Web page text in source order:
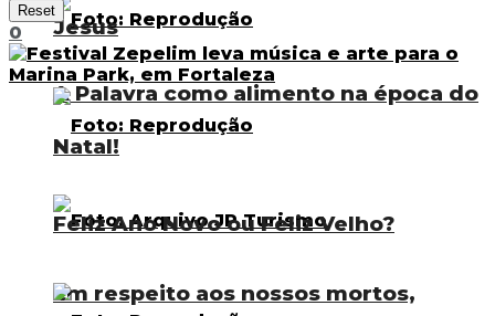
A Palavra como alimento na época do
Natal!
Em respeito aos nossos mortos,
Jesus
Feliz Ano Novo ou Feliz Velho?
Reset
0